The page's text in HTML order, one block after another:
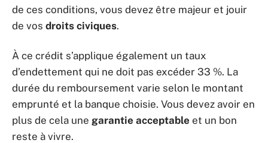
de ces conditions, vous devez être majeur et jouir
de vos droits civiques.
À ce crédit s’applique également un taux
d’endettement qui ne doit pas excéder 33 %. La
durée du remboursement varie selon le montant
emprunté et la banque choisie. Vous devez avoir en
plus de cela une garantie acceptable et un bon
reste à vivre.